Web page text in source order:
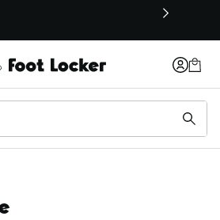
in een nieuw venster